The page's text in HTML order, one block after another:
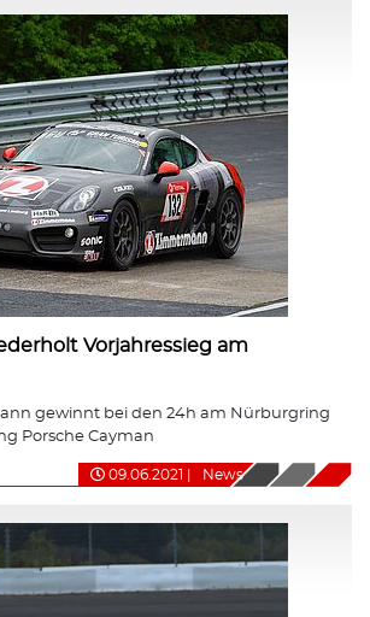
Vorjahressieg am
gewinnt bei den 24h am Nürburgring
Porsche Cayman
09.06.2021 News